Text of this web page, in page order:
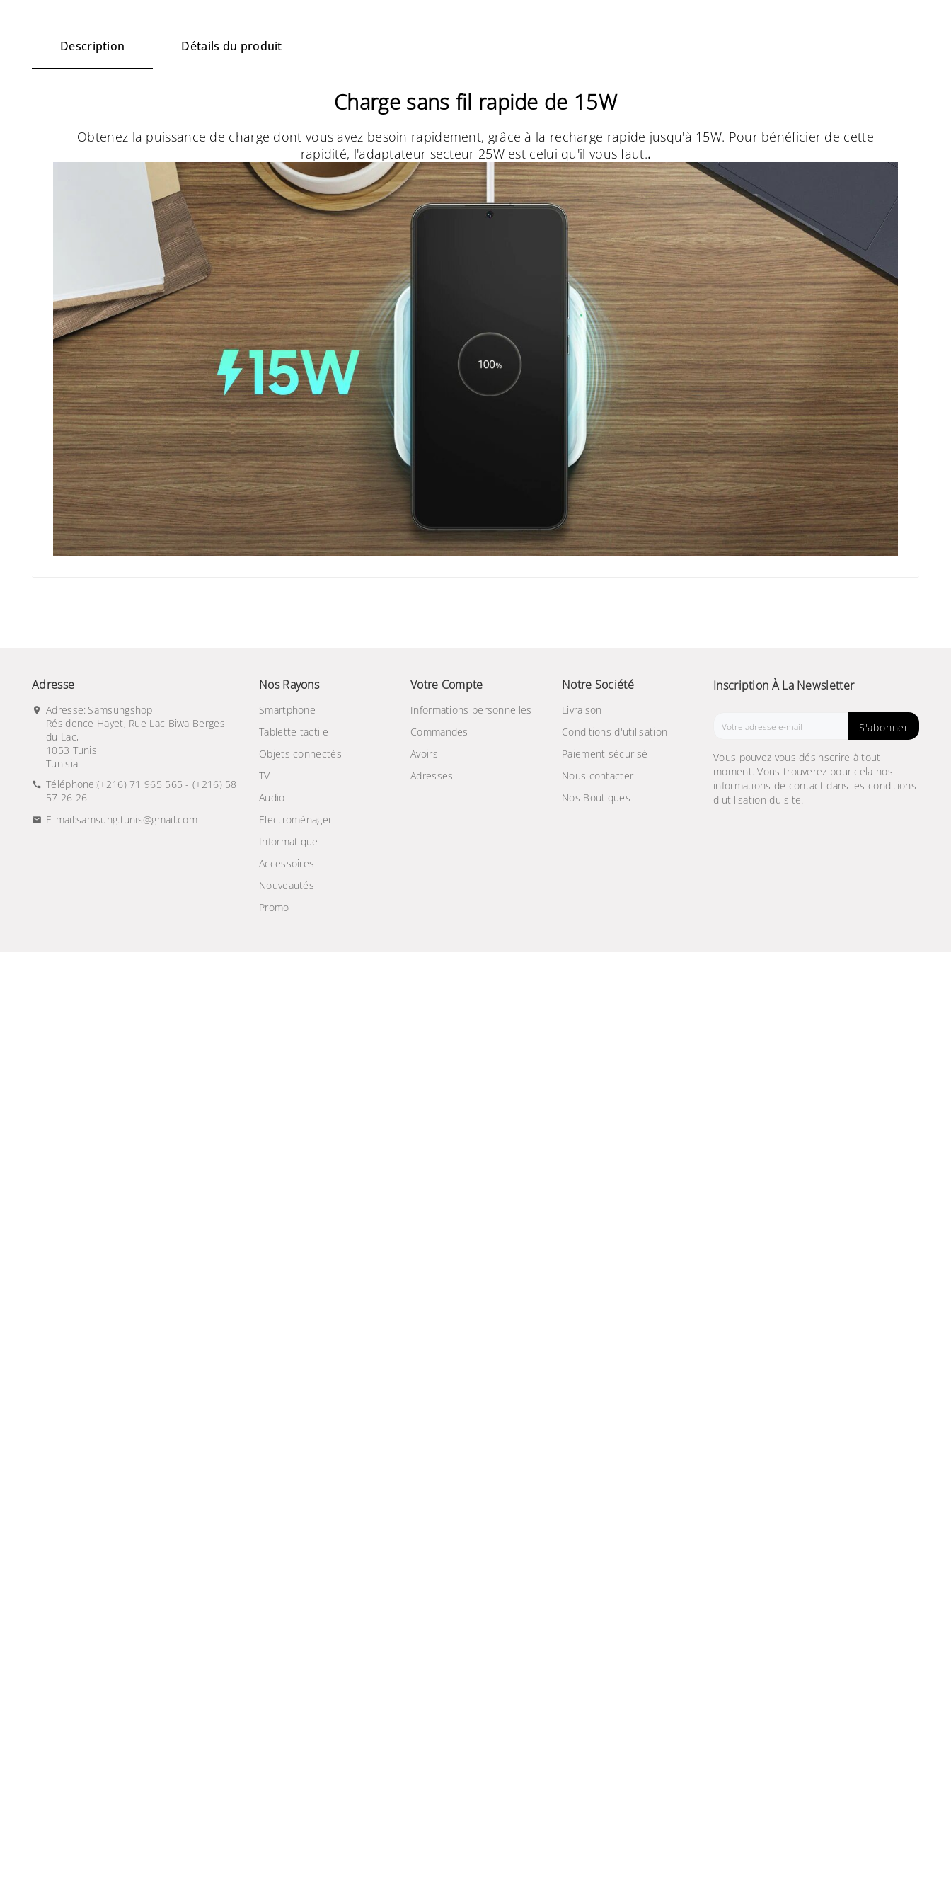
Description Détails du produit
Charge sans fil rapide de 15W
Obtenez la puissance de charge dont vous avez besoin rapidement, grâce à la recharge rapide jusqu'à 15W. Pour bénéficier de cette
rapidité, l'adaptateur secteur 25W est celui qu'il vous faut..
Adresse
Adresse: Samsungshop
Résidence Hayet, Rue Lac Biwa Berges
du Lac,
1053 Tunis
Tunisia
Téléphone:(+216) 71 965 565 - (+216) 58
57 26 26
E-mail:samsung.tunis@gmail.com
Nos Rayons
Smartphone
Tablette tactile
Objets connectés
TV
Audio
Electroménager
Informatique
Accessoires
Nouveautés
Promo
Votre Compte
Informations personnelles
Commandes
Avoirs
Adresses
Notre Société
Livraison
Conditions d'utilisation
Paiement sécurisé
Nous contacter
Nos Boutiques
Inscription À La Newsletter
S'abonner
Vous pouvez vous désinscrire à tout
moment. Vous trouverez pour cela nos
informations de contact dans les conditions
d'utilisation du site.